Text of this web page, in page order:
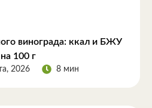
винограда: ккал и БЖУ
на 100 г
2026 8 мин